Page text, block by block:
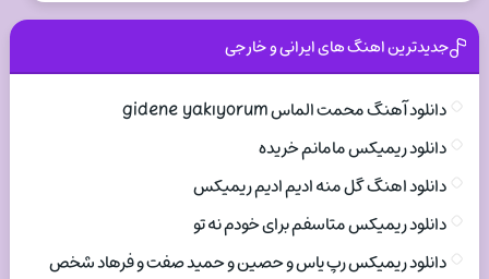
جدیدترین اهنگ های ایرانی و خارجی
دانلود آهنگ محمت الماس gidene yakıyorum
دانلود ریمیکس مامانم خریده
دانلود اهنگ گل منه ادیم ادیم ریمیکس
دانلود ریمیکس متاسفم برای خودم نه تو
دانلود ریمیکس رپ یاس و حصین و حمید صفت و فرهاد شخص